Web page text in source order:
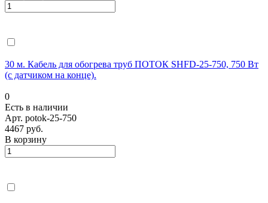
30 м. Кабель для обогрева труб ПОТОК SHFD-25-750, 750 Вт
(с датчиком на конце).
0
Есть в наличии
Арт. potok-25-750
4467 руб.
В корзину